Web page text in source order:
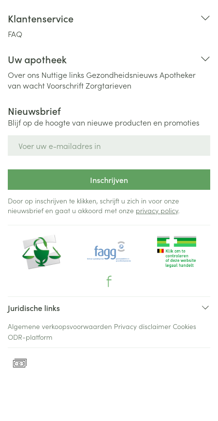
Klantenservice
FAQ
Uw apotheek
Over ons Nuttige links Gezondheidsnieuws Apotheker
van wachtVoorschriftZorgtarieven
Nieuwsbrief
Blijf op de hoogte van nieuwe producten en promoties
Inschrijven
Door op inschrijven te klikken, schrijft u zich in voor onze
nieuwsbrief en gaat u akkoord met onze privacy policy.
Juridische links
Algemene verkoopsvoorwaarden Privacy disclaimer Cookies
ODR-platform